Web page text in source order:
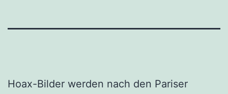
Hoax-Bilder werden nach den Pariser